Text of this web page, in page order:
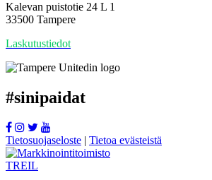
Kalevan puistotie 24 L 1
33500 Tampere
Laskutustiedot
#sinipaidat
Tietosuojaseloste | Tietoa evästeistä